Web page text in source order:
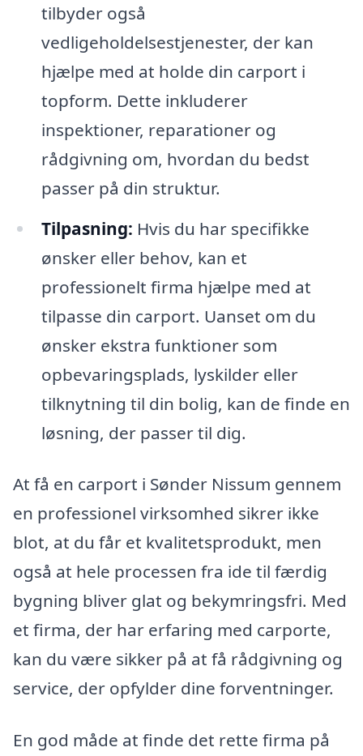
tilbyder også
vedligeholdelsestjenester, der kan
hjælpe med at holde din carport i
topform. Dette inkluderer
inspektioner, reparationer og
rådgivning om, hvordan du bedst
passer på din struktur.
Tilpasning: Hvis du har specifikke
ønsker eller behov, kan et
professionelt firma hjælpe med at
tilpasse din carport. Uanset om du
ønsker ekstra funktioner som
opbevaringsplads, lyskilder eller
tilknytning til din bolig, kan de finde en
løsning, der passer til dig.
At få en carport i Sønder Nissum gennem
en professionel virksomhed sikrer ikke
blot, at du får et kvalitetsprodukt, men
også at hele processen fra ide til færdig
bygning bliver glat og bekymringsfri. Med
et firma, der har erfaring med carporte,
kan du være sikker på at få rådgivning og
service, der opfylder dine forventninger.
En god måde at finde det rette firma på